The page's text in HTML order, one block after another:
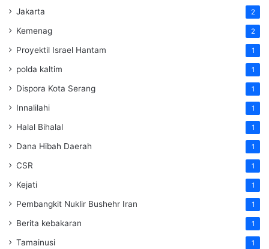
Jakarta 2
Kemenag 2
Proyektil Israel Hantam 1
polda kaltim 1
Dispora Kota Serang 1
Innalilahi 1
Halal Bihalal 1
Dana Hibah Daerah 1
CSR 1
Kejati 1
Pembangkit Nuklir Bushehr Iran 1
Berita kebakaran 1
Tamainusi 1